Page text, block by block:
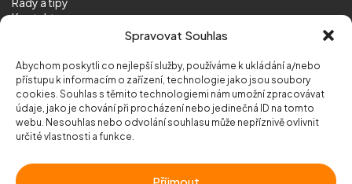
Spravovat Souhlas
Abychom poskytli co nejlepší služby, používáme k ukládání a/nebo
přístupu k informacím o zařízení, technologie jako jsou soubory
cookies. Souhlas s těmito technologiemi nám umožní zpracovávat
údaje, jako je chování při procházení nebo jedinečná ID na tomto
webu. Nesouhlas nebo odvolání souhlasu může nepříznivě ovlivnit
určité vlastnosti a funkce.
Příjmout
Kontakt
© 2026 Vyklizeni.cz (mapa stránek)